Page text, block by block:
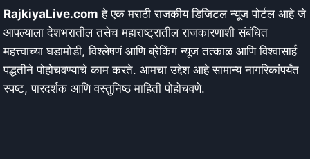
RajkiyaLive.com हे एक मराठी राजकीय डिजिटल न्यूज पोर्टल आहे जे
आपल्याला देशभरातील तसेच महाराष्ट्रातील राजकारणाशी संबंधित
महत्त्वाच्या घडामोडी, विश्लेषणं आणि ब्रेकिंग न्यूज तत्काळ आणि विश्वासार्ह
पद्धतीने पोहोचवण्याचे काम करते. आमचा उद्देश आहे सामान्य नागरिकांपर्यंत
स्पष्ट, पारदर्शक आणि वस्तुनिष्ठ माहिती पोहोचवणे.